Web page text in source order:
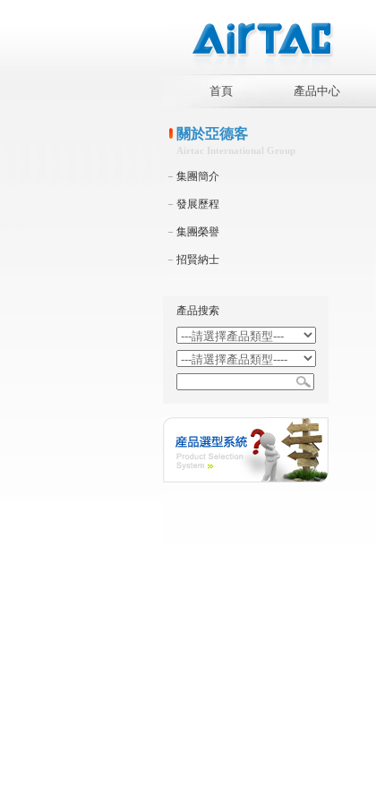
首頁 產品中心
關於亞德客
Airtac International Group
集團簡介
發展歷程
集團榮譽
招賢納士
產品搜索